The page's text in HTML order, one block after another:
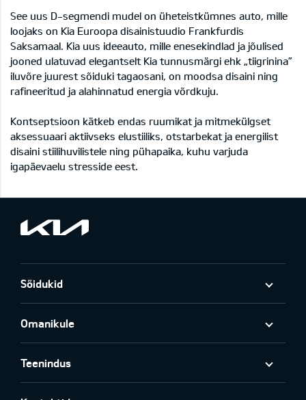
See uus D-segmendi mudel on üheteistkümnes auto, mille
loojaks on Kia Euroopa disainistuudio Frankfurdis
Saksamaal. Kia uus ideeauto, mille enesekindlad ja jõulised
jooned ulatuvad elegantselt Kia tunnusmärgi ehk „tiigrinina”
iluvõre juurest sõiduki tagaosani, on moodsa disaini ning
rafineeritud ja alahinnatud energia võrdkuju.
Kontseptsioon kätkeb endas ruumikat ja mitmekülgset
aksessuaari aktiivseks elustiiliks, otstarbekat ja energilist
disaini stiilihuvilistele ning pühapaika, kuhu varjuda
igapäevaelu stresside eest.
Sõidukid
Omanikule
Teenindus